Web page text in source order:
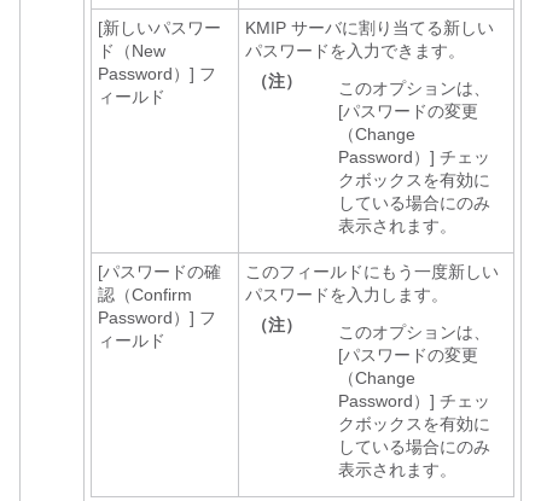
[新しいパスワー
ド（New
Password）] フ
ィールド
KMIP サーバに割り当てる新しい
パスワードを入力できます。
（注）
このオプションは、
[パスワードの変更
（Change
Password）] チェッ
クボックスを有効に
している場合にのみ
表示されます。
[パスワードの確
認（Confirm
Password）] フ
ィールド
このフィールドにもう一度新しい
パスワードを入力します。
（注）
このオプションは、
[パスワードの変更
（Change
Password）] チェッ
クボックスを有効に
している場合にのみ
表示されます。